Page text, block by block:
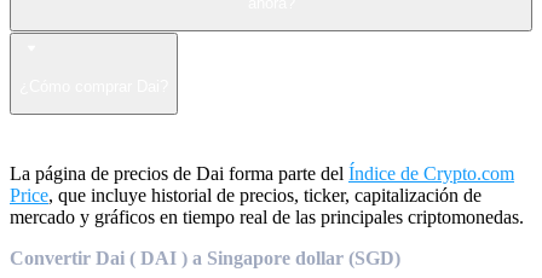
La página de precios de Dai forma parte del Índice de Crypto.com
Price, que incluye historial de precios, ticker, capitalización de
mercado y gráficos en tiempo real de las principales criptomonedas.
Convertir Dai ( DAI ) a Singapore dollar (SGD)